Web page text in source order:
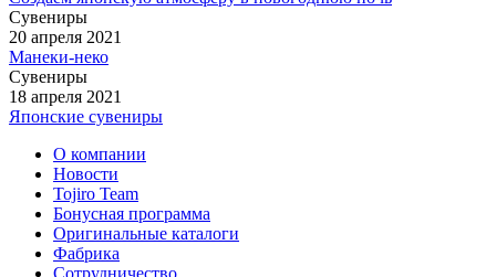
Сувениры
20 апреля 2021
Манеки-неко
Сувениры
18 апреля 2021
Японские сувениры
О компании
Новости
Tojiro Team
Бонусная программа
Оригинальные каталоги
Фабрика
Сотрудничество